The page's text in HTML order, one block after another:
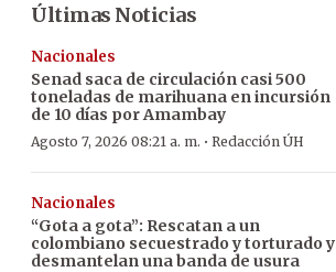
Últimas Noticias
Nacionales
Senad saca de circulación casi 500
toneladas de marihuana en incursión
de 10 días por Amambay
Agosto 7, 2026 08:21 a. m. · Redacción ÚH
Nacionales
“Gota a gota”: Rescatan a un
colombiano secuestrado y torturado y
desmantelan una banda de usura